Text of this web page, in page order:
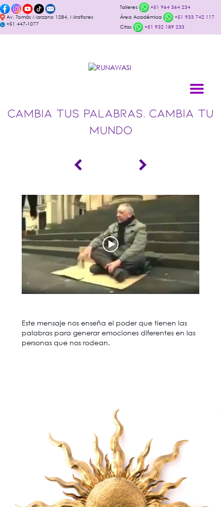
Av. Tomás Marzano 1284, Miraflores
+51 447-1077
Talleres
+51 964 364 234
Área Académica
+51 933 742 117
Citas
+51 932 189 233
CAMBIA TUS PALABRAS. CAMBIA TU
MUNDO
Este mensaje nos enseña el poder que tienen las
palabras para generar emociones diferentes en las
personas que nos rodean.